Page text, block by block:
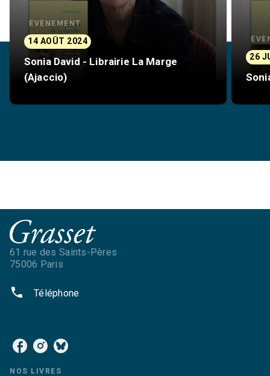
ÉVÈNEMENT
14 AOÛT 2024
Sonia David - Librairie La Marge
(Ajaccio)
26
61 rue des Saints-Pères
75006 Paris
phone Téléphone
NOS LIVRES